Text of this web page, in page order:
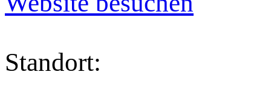
Standort: